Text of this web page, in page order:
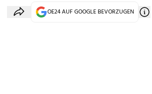
OE24 AUF GOOGLE BEVORZUGEN